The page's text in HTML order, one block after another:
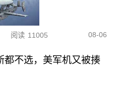
阅读 11005 08-06
都不选，美军机又被揍